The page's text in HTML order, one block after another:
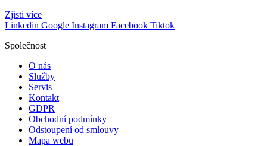
Zjisti více
Linkedin Google Instagram Facebook Tiktok
Společnost
O nás
Služby
Servis
Kontakt
GDPR
Obchodní podmínky
Odstoupení od smlouvy
Mapa webu